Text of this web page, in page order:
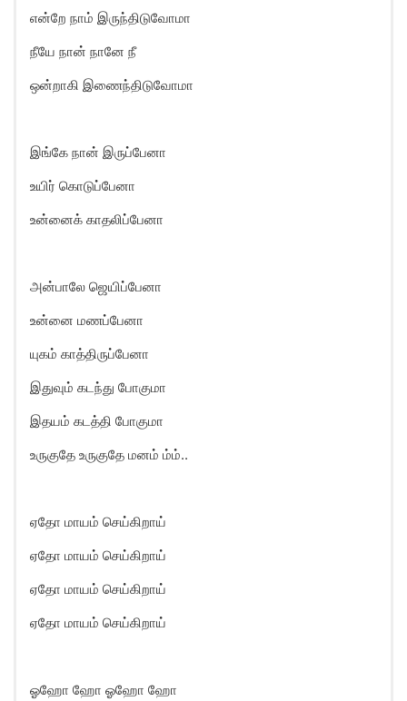
என்றே நாம் இருந்திடுவோமா
நீயே நான் நானே நீ
ஒன்றாகி இணைந்திடுவோமா
இங்கே நான் இருப்பேனா
உயிர் கொடுப்பேனா
உன்னைக் காதலிப்பேனா
அன்பாலே ஜெயிப்பேனா
உன்னை மணப்பேனா
யுகம் காத்திருப்பேனா
இதுவும் கடந்து போகுமா
இதயம் கடத்தி போகுமா
உருகுதே உருகுதே மனம் ம்ம்..
ஏதோ மாயம் செய்கிறாய்
ஏதோ மாயம் செய்கிறாய்
ஏதோ மாயம் செய்கிறாய்
ஏதோ மாயம் செய்கிறாய்
ஓஹோ ஹோ ஓஹோ ஹோ